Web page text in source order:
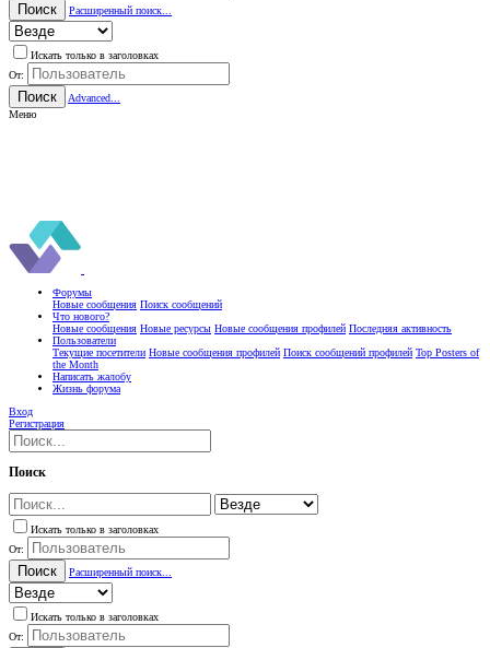
Поиск Расширенный поиск...
Искать только в заголовках
От:
Поиск
Advanced...
Меню
Форумы
Новые сообщения Поиск сообщений
Что нового?
Новые сообщения Новые ресурсы Новые сообщения профилей Последняя активность
Пользователи
Текущие посетители Новые сообщения профилей Поиск сообщений профилей Top Posters of
the Month
Написать жалобу
Жизнь форума
Вход
Регистрация
Поиск
Искать только в заголовках
От:
Поиск Расширенный поиск...
Искать только в заголовках
От: